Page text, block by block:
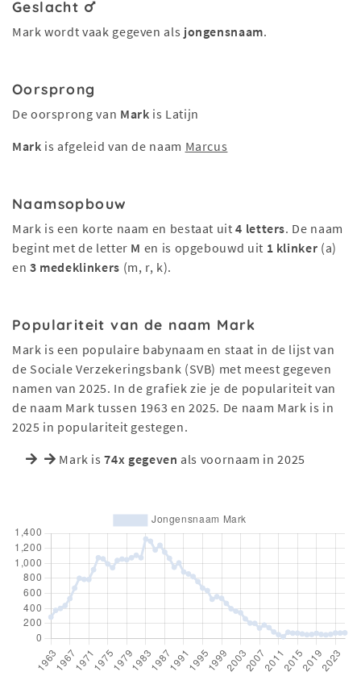
Geslacht
Mark wordt vaak gegeven als jongensnaam.
Oorsprong
De oorsprong van Mark is Latijn
Mark is afgeleid van de naam Marcus
Naamsopbouw
Mark is een korte naam en bestaat uit4 letters. De naam
begint met de letter M en is opgebouwd uit 1 klinker (a)
en 3 medeklinkers (m, r, k).
Populariteit van de naam Mark
Mark is een populaire babynaam en staat in de lijst van
de Sociale Verzekeringsbank (SVB) met meest gegeven
namen van 2025. In de grafiek zie je de populariteit van
de naam Mark tussen 1963 en 2025. De naam Mark is in
2025 in populariteit gestegen.
Mark is74x gegeven als voornaam in 2025